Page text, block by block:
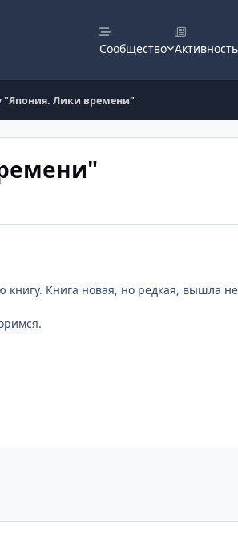
Сообщество Активность
"Япония. Лики времени"
книгу. Книга новая, но редкая, вышла